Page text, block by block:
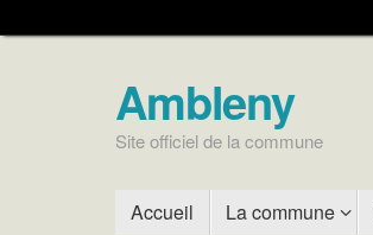
Ambleny
Site officiel de la commune
Accueil La commune